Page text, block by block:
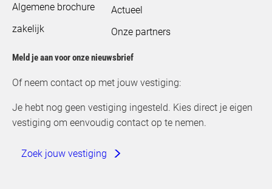
Algemene brochure
zakelijk
Actueel
Onze partners
Meld je aan voor onze nieuwsbrief
Of neem contact op met jouw vestiging:
Je hebt nog geen vestiging ingesteld. Kies direct je eigen
vestiging om eenvoudig contact op te nemen.
Zoek jouw vestiging